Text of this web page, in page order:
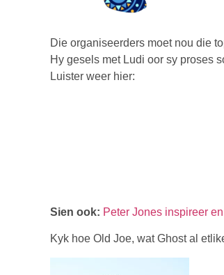
Die organiseerders moet nou die
Hy gesels met Ludi oor sy proses
Luister weer hier:
Sien ook: Peter Jones inspireer
Kyk hoe Old Joe, wat Ghost al